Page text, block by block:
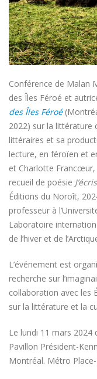
Conférence de Malan
des Îles Féroé et
des Îles Féroé
2022) sur la littérature
littéraires et sa
lecture, en féroïen et
et Charlotte Francœur,
recueil de poésie
Éditions du Noroît,
professeur à
Laboratoire
de l’hiver et de
L’événement est
recherche sur
collaboration avec les
sur la littérature et la
Le lundi 11 mars 2024
Pavillon Président-
Montréal. Métro